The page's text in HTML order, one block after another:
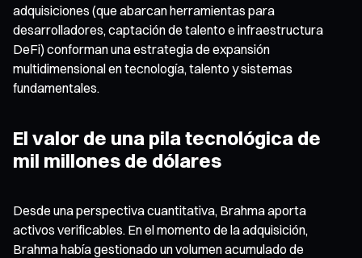
adquisiciones (que abarcan herramientas para
desarrolladores, captación de talento e infraestructura
DeFi) conforman una estrategia de expansión
multidimensional en tecnología, talento y sistemas
fundamentales.
El valor de una pila tecnológica de
mil millones de dólares
Desde una perspectiva cuantitativa, Brahma aporta
activos verificables. En el momento de la adquisición,
Brahma había gestionado un volumen acumulado de